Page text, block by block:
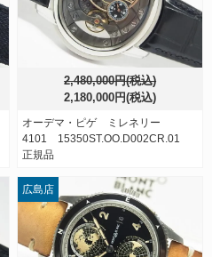
2,480,000円(税込)
2,180,000円(税込)
オーデマ・ピゲ ミレネリー
4101 15350ST.OO.D002CR.01
正規品
広島店